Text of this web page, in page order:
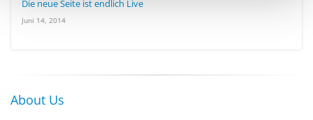
analysieren. Außerdem geben wir Informationen zu Ihrer
Verwendung unserer Website an unsere Partner für
weiteren Daten zusammen, die Sie ihnen bereitgestellt
gesammelt haben.
Die neue Seite ist endlich Live
Juni 14, 2014
About Us